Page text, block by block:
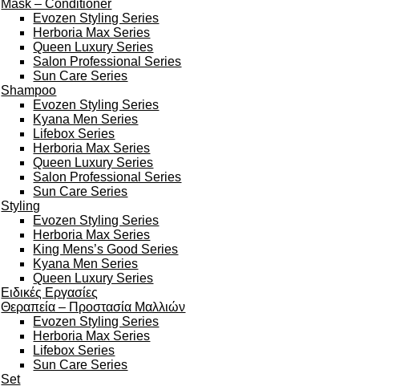
Mask – Conditioner
Evozen Styling Series
Herboria Max Series
Queen Luxury Series
Salon Professional Series
Sun Care Series
Shampoo
Evozen Styling Series
Kyana Men Series
Lifebox Series
Herboria Max Series
Queen Luxury Series
Salon Professional Series
Sun Care Series
Styling
Evozen Styling Series
Herboria Max Series
King Mens’s Good Series
Kyana Men Series
Queen Luxury Series
Ειδικές Εργασίες
Θεραπεία – Προστασία Μαλλιών
Evozen Styling Series
Herboria Max Series
Lifebox Series
Sun Care Series
Set